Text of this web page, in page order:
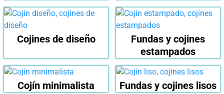
Cojines de diseño
Fundas y cojines
estampados
Cojín minimalista Fundas y cojines lisos